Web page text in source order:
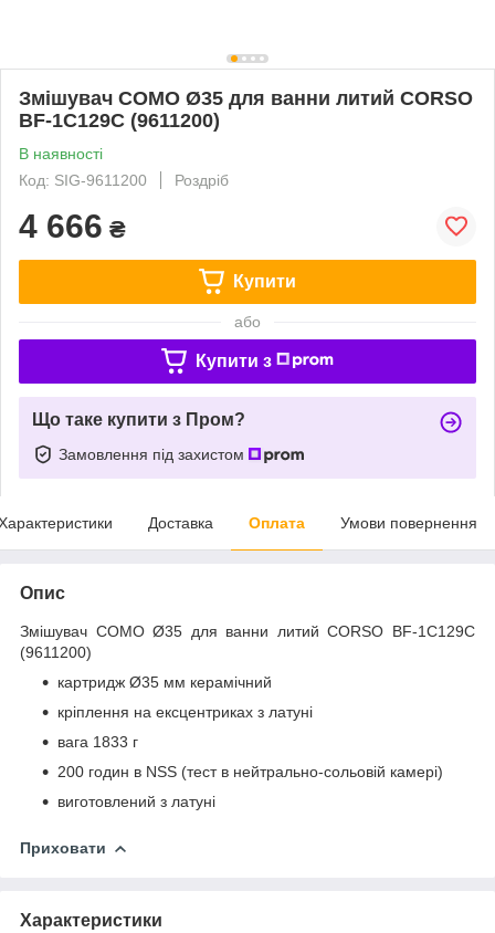
Змішувач COMO Ø35 для ванни литий CORSO
BF-1C129C (9611200)
В наявності
Код: SIG-9611200
Роздріб
4 666 ₴
Купити
або
Купити з
Що таке купити з Пром?
Замовлення під захистом
Доставка Оплата Умови повернення
Опис
Змішувач COMO Ø35 для ванни литий CORSO BF-1C129C
(9611200)
картридж Ø35 мм керамічний
кріплення на ексцентриках з латуні
вага 1833 г
200 годин в NSS (тест в нейтрально-сольовій камері)
виготовлений з латуні
Приховати
Характеристики